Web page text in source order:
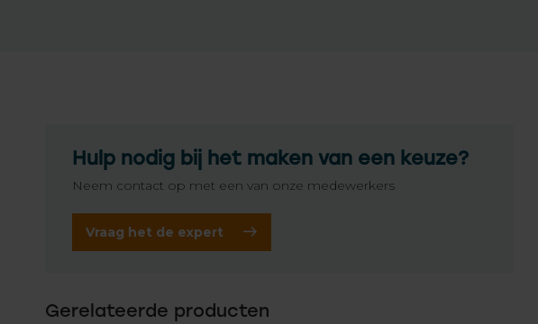
Hulp nodig bij het maken van een keuze?
Neem contact op met een van onze medewerkers
Vraag het de expert
Gerelateerde producten